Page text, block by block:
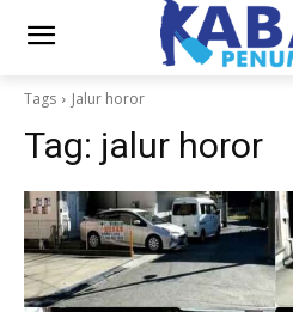
Tags Jalur horor
Tag: jalur horor